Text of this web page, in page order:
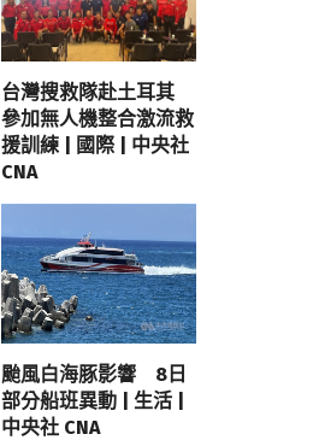
台灣搜救隊赴土耳其
參加無人機整合激流救
援訓練 | 國際 | 中央社
CNA
颱風白海豚影響 8日
部分船班異動 | 生活 |
中央社 CNA